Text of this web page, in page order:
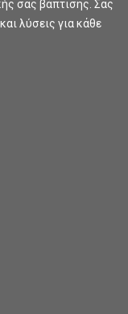
σας βάπτισης. Σας
λύσεις για κάθε